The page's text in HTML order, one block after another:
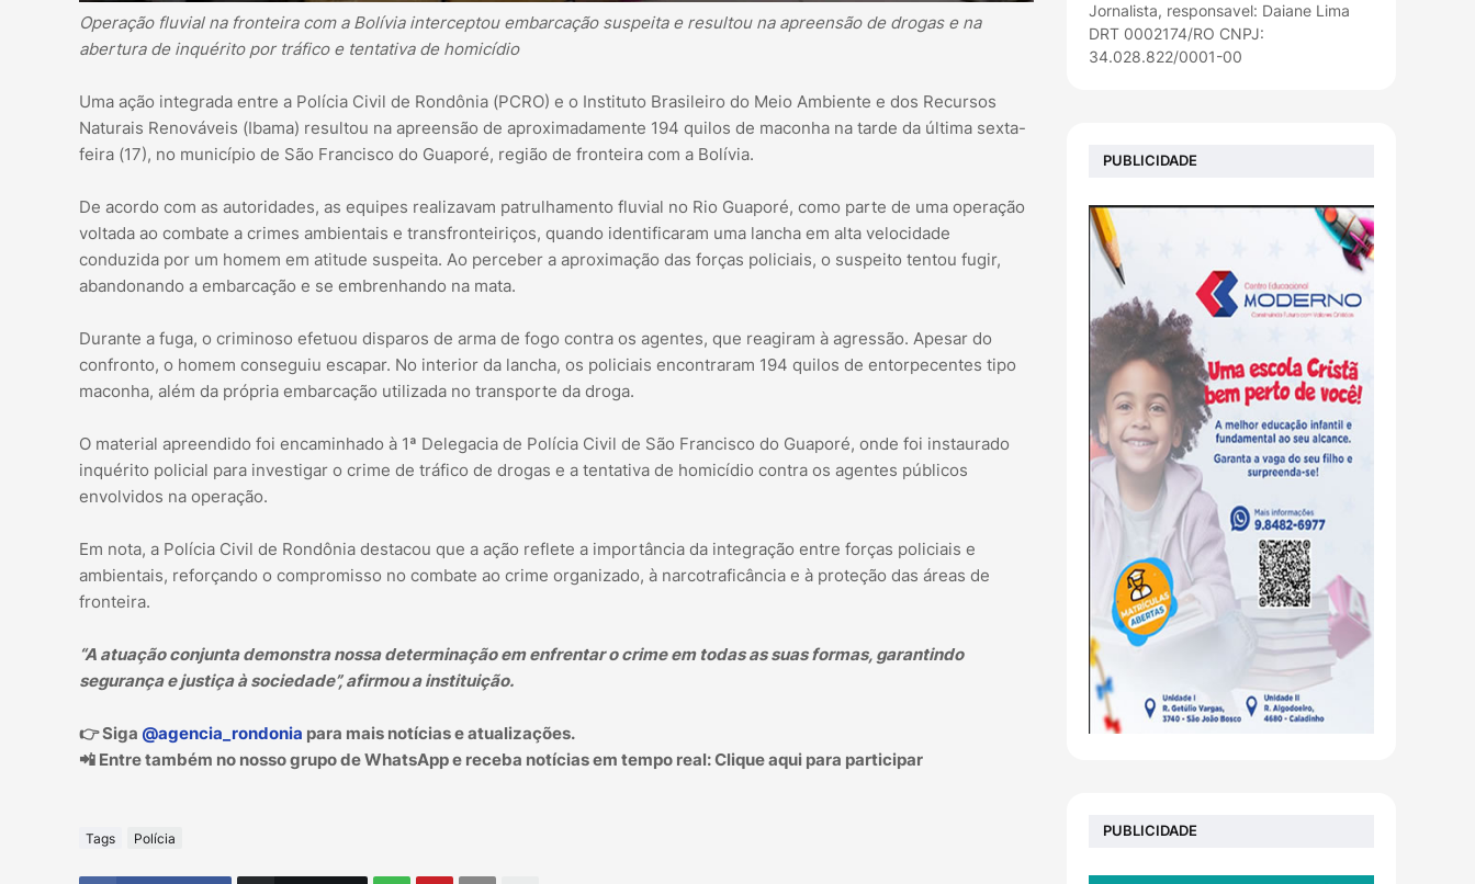
Operação fluvial na fronteira com a Bolívia interceptou embarcação suspeita e resultou na apreensão de drogas e na
abertura de inquérito por tráfico e tentativa de homicídio
Uma ação integrada entre a Polícia Civil de Rondônia (PCRO) e o Instituto Brasileiro do Meio Ambiente e dos Recursos
Naturais Renováveis (Ibama) resultou na apreensão de aproximadamente 194 quilos de maconha na tarde da última sexta-
feira (17), no município de São Francisco do Guaporé, região de fronteira com a Bolívia.
De acordo com as autoridades, as equipes realizavam patrulhamento fluvial no Rio Guaporé, como parte de uma operação
voltada ao combate a crimes ambientais e transfronteiriços, quando identificaram uma lancha em alta velocidade
conduzida por um homem em atitude suspeita. Ao perceber a aproximação das forças policiais, o suspeito tentou fugir,
abandonando a embarcação e se embrenhando na mata.
Durante a fuga, o criminoso efetuou disparos de arma de fogo contra os agentes, que reagiram à agressão. Apesar do
confronto, o homem conseguiu escapar. No interior da lancha, os policiais encontraram 194 quilos de entorpecentes tipo
maconha, além da própria embarcação utilizada no transporte da droga.
O material apreendido foi encaminhado à 1ª Delegacia de Polícia Civil de São Francisco do Guaporé, onde foi instaurado
inquérito policial para investigar o crime de tráfico de drogas e a tentativa de homicídio contra os agentes públicos
envolvidos na operação.
Em nota, a Polícia Civil de Rondônia destacou que a ação reflete a importância da integração entre forças policiais e
ambientais, reforçando o compromisso no combate ao crime organizado, à narcotraficância e à proteção das áreas de
fronteira.
“A atuação conjunta demonstra nossa determinação em enfrentar o crime em todas as suas formas, garantindo
segurança e justiça à sociedade”, afirmou a instituição.
👉 Siga @agencia_rondonia para mais notícias e atualizações.
📲 Entre também no nosso grupo de WhatsApp e receba notícias em tempo real: Clique aqui para participar
Tags Polícia
Jornalista, responsavel: Daiane Lima
DRT 0002174/RO CNPJ:
34.028.822/0001-00
PUBLICIDADE
PUBLICIDADE